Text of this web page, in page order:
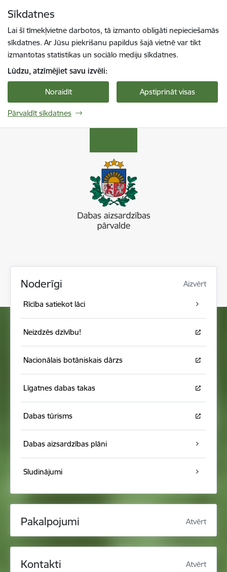
Sīkdatnes
Lai šī tīmekļvietne darbotos, tā izmanto obligāti nepieciešamās
sīkdatnes. Ar Jūsu piekrišanu papildus šajā vietnē var tikt
izmantotas statistikas un sociālo mediju sīkdatnes.
Lūdzu, atzīmējiet savu izvēli:
Noraidīt Apstiprināt visas
Pārvaldīt sīkdatnes
Noderīgi Aizvērt
Rīcība satiekot lāci
Neizdzēs dzīvību!
Nacionālais botāniskais dārzs
Līgatnes dabas takas
Dabas tūrisms
Dabas aizsardzības plāni
Sludinājumi
Pakalpojumi Atvērt
Kontakti Atvērt